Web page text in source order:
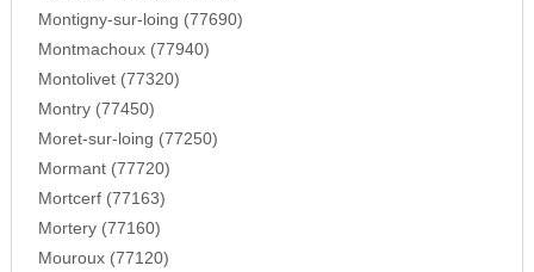
Montigny-sur-loing (77690)
Montmachoux (77940)
Montolivet (77320)
Montry (77450)
Moret-sur-loing (77250)
Mormant (77720)
Mortcerf (77163)
Mortery (77160)
Mouroux (77120)